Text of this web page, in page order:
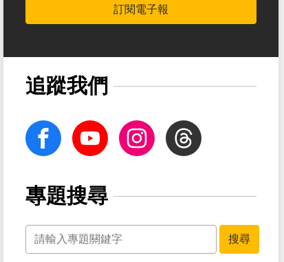
訂閱電子報
追蹤我們
facebook Youtube InstagramThreads
專題搜尋
關鍵字
搜尋